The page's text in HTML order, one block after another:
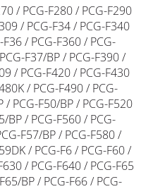
/ PCG-F280 / PCG-F290
/ PCG-F34 / PCG-F340
/ PCG-F360 / PCG-
F37/BP / PCG-F390 /
/ PCG-F420 / PCG-F430
/ PCG-F490 / PCG-
/ PCG-F50/BP / PCG-F520
BP / PCG-F560 / PCG-
F57/BP / PCG-F580 /
/ PCG-F6 / PCG-F60 /
/ PCG-F640 / PCG-F65
BP / PCG-F66 / PCG-